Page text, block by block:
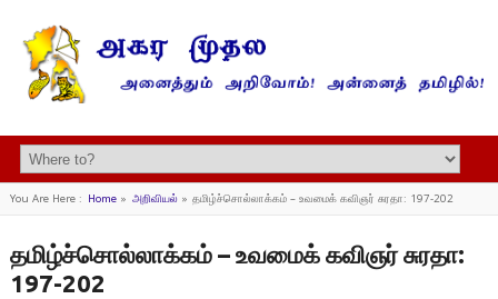
You Are Here : Home» அறிவியல்» தமிழ்ச்சொல்லாக்கம் – உவமைக் கவிஞர் சுரதா: 197-202
தமிழ்ச்சொல்லாக்கம் – உவமைக் கவிஞர் சுரதா:
197-202